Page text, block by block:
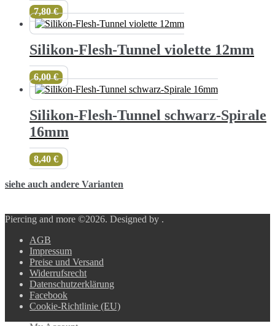
7,80€
Silikon-Flesh-Tunnel violette 12mm
6,00€
Silikon-Flesh-Tunnel schwarz-Spirale
16mm
8,40 €
siehe auch andere Varianten
Piercing and more ©2026. Designed by .
AGB
Impressum
Preise und Versand
Widerrufsrecht
Datenschutzerklärung
Facebook
Cookie-Richtlinie (EU)